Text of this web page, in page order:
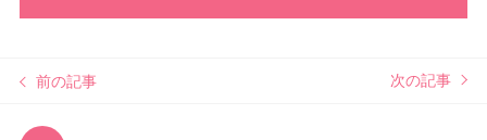
前の記事 次の記事